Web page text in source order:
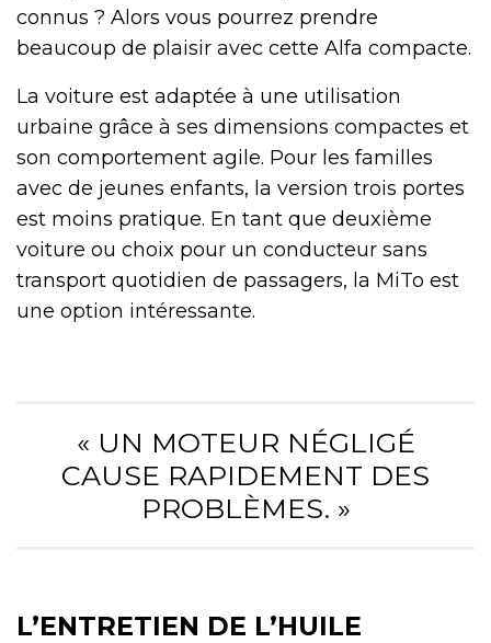
connus ? Alors vous pourrez prendre
beaucoup de plaisir avec cette Alfa compacte.
La voiture est adaptée à une utilisation
urbaine grâce à ses dimensions compactes et
son comportement agile. Pour les familles
avec de jeunes enfants, la version trois portes
est moins pratique. En tant que deuxième
voiture ou choix pour un conducteur sans
transport quotidien de passagers, la MiTo est
une option intéressante.
« UN MOTEUR NÉGLIGÉ
CAUSE RAPIDEMENT DES
PROBLÈMES. »
L’ENTRETIEN DE L’HUILE